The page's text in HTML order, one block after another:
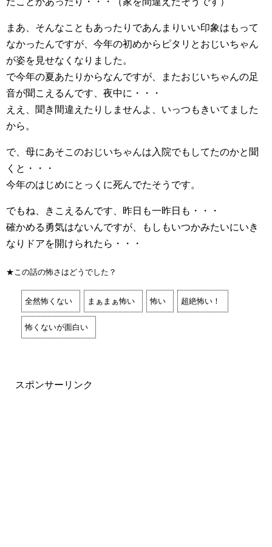
まあ、そんなこともあったりであんまりいい印象はもって
なかったんですが、今年の初めからピタリとおじいちゃん
が姿を見せなくなりました。
で今年の夏あたりからなんですが、またおじいちゃんの足
音が聞こえるんです、夜中に・・・
ええ、聞き間違えたりしませんよ、いっつもきいてました
から。
で、母にあそこのおじいちゃんは入院でもしてたのかと聞
くと・・・
今年のはじめにとっくに死んでたそうです。
でもね、きこえるんです、昨日も一昨日も・・・
確かめる勇気はないんですが、もしもいつかみたいにいき
なりドアを開けられたら・・・
★この話の怖さはどうでした？
全然怖くない まぁまぁ怖い 怖い 超絶怖い！
怖くないが面白い
スポンサーリンク